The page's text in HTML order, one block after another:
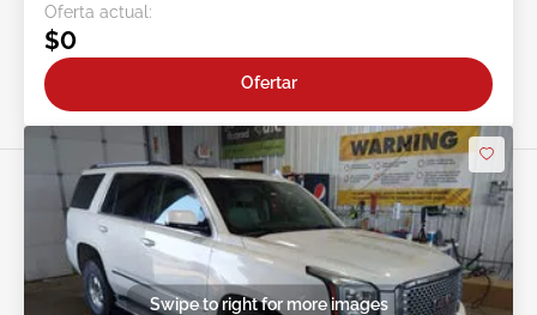
Oferta actual:
$0
Ofertar
Swipe to right for more images